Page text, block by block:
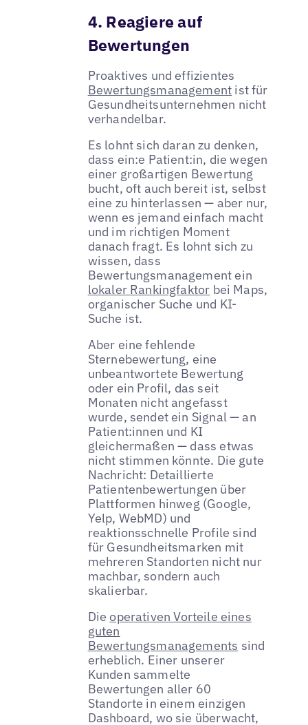
4. Reagiere auf
Bewertungen
Proaktives und effizientes
Bewertungsmanagement ist für
Gesundheitsunternehmen nicht
verhandelbar.
Es lohnt sich daran zu denken,
dass ein:e Patient:in, die wegen
einer großartigen Bewertung
bucht, oft auch bereit ist, selbst
eine zu hinterlassen — aber nur,
wenn es jemand einfach macht
und im richtigen Moment
danach fragt. Es lohnt sich zu
wissen, dass
Bewertungsmanagement ein
lokaler Rankingfaktor bei Maps,
organischer Suche und KI-
Suche ist.
Aber eine fehlende
Sternebewertung, eine
unbeantwortete Bewertung
oder ein Profil, das seit
Monaten nicht angefasst
wurde, sendet ein Signal — an
Patient:innen und KI
gleichermaßen — dass etwas
nicht stimmen könnte. Die gute
Nachricht: Detaillierte
Patientenbewertungen über
Plattformen hinweg (Google,
Yelp, WebMD) und
reaktionsschnelle Profile sind
für Gesundheitsmarken mit
mehreren Standorten nicht nur
machbar, sondern auch
skalierbar.
Die operativen Vorteile eines
guten
Bewertungsmanagements sind
erheblich. Einer unserer
Kunden sammelte
Bewertungen aller 60
Standorte in einem einzigen
Dashboard, wo sie überwacht,